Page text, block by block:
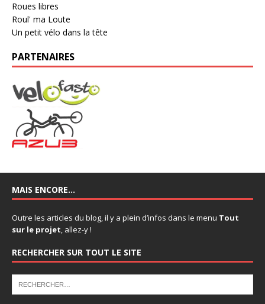
Roues libres
Roul' ma Loute
Un petit vélo dans la tête
PARTENAIRES
MAIS ENCORE…
Outre les articles du blog, il y a plein d’infos dans le menu Tout
sur le projet, allez-y !
RECHERCHER SUR TOUT LE SITE